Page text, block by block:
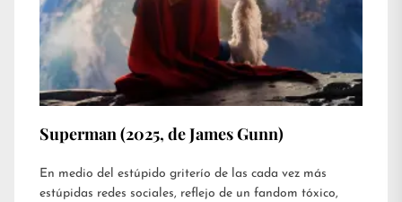
Superman (2025, de James Gunn)
En medio del estúpido griterío de las cada vez más
estúpidas redes sociales, reflejo de un fandom tóxico,